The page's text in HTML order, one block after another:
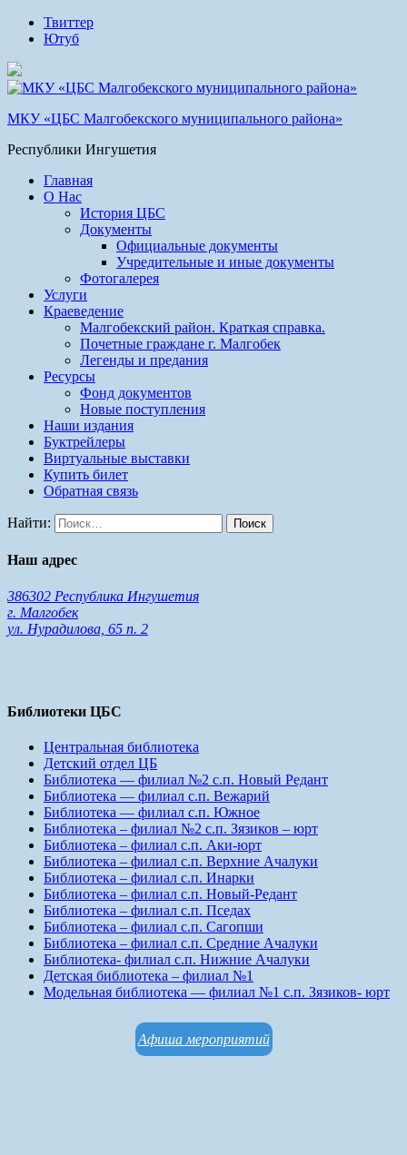
Твиттер
Ютуб
МКУ «ЦБС Малгобекского муниципального района»
Республики Ингушетия
Главная
О Нас
История ЦБС
Документы
Официальные документы
Учредительные и иные документы
Фотогалерея
Услуги
Краеведение
Малгобекский район. Краткая справка.
Почетные граждане г. Малгобек
Легенды и предания
Ресурсы
Фонд документов
Новые поступления
Наши издания
Буктрейлеры
Виртуальные выставки
Купить билет
Обратная связь
Найти:
Наш адрес
386302 Республика Ингушетия
г. Малгобек
ул. Нурадилова, 65 п. 2
Библиотеки ЦБС
Центральная библиотека
Детский отдел ЦБ
Библиотека — филиал №2 с.п. Новый Редант
Библиотека — филиал с.п. Вежарий
Библиотека — филиал с.п. Южное
Библиотека – филиал №2 с.п. Зязиков – юрт
Библиотека – филиал с.п. Аки-юрт
Библиотека – филиал с.п. Верхние Ачалуки
Библиотека – филиал с.п. Инарки
Библиотека – филиал с.п. Новый-Редант
Библиотека – филиал с.п. Пседах
Библиотека – филиал с.п. Сагопши
Библиотека – филиал с.п. Средние Ачалуки
Библиотека- филиал с.п. Нижние Ачалуки
Детская библиотека – филиал №1
Модельная библиотека — филиал №1 с.п. Зязиков- юрт
Афиша мероприятий